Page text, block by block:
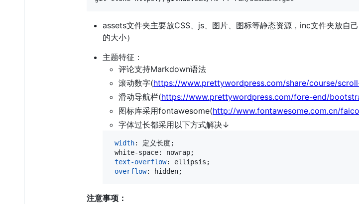
assets文件夹主要放CSS、js、图片、图标等静态资源，inc文件夹放
的大小）
主题特征：
评论支持Markdown语法
滚动数字(https://www.prettywordpress.com/share/course/
滑动导航栏(https://www.prettywordpress.com/fore-end/
图标库采用fontawesome(http://www.fontawesome.com.cn/
字体过长都采用以下方式解决↓
width:
定义长度;
white-space:
nowrap;
text-overflow:
ellipsis;
overflow: hidden;
注意事项：